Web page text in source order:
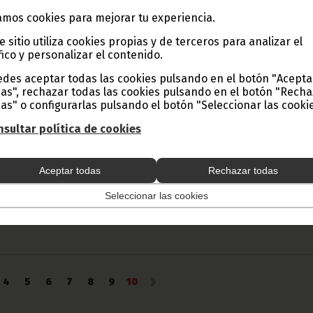
cookies para mejorar tu experiencia.
sitio utiliza cookies propias y de terceros para analizar el
y personalizar el contenido.
aceptar todas las cookies pulsando en el botón
rechazar todas las cookies pulsando en el botón
o configurarlas pulsando el botón "Seleccionar las
política de cookies
Aceptar todas Rechazar todas
Seleccionar las cookies
Audiencia del Viceprimer Ministro Tercero con
Embajador de la República Popular de Corea
septiembre 24, 2010
La audiencia mantenida entre los diplomáticos de Guinea
manifestar la voluntad de sus respectivos Jefes de Estado,
4 5 6 7 8 9 10